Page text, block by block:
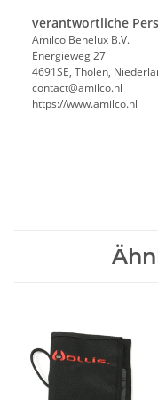
verantwortliche
Amilco Benelux B.V.
Energieweg 27
4691SE, Tholen,
contact@amilco.nl
https://www.amilco.nl